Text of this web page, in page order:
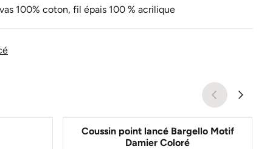
100% coton, fil épais 100 % acrilique
Coussin point lancé Bargello Motif
Damier Coloré